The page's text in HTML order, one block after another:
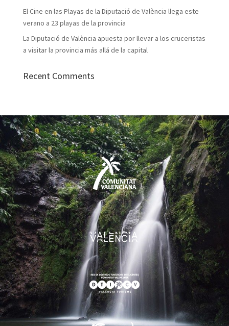
El Cine en las Playas de la Diputació de València llega este
verano a 23 playas de la provincia
La Diputació de València apuesta por llevar a los cruceristas
a visitar la provincia más allá de la capital
Recent Comments